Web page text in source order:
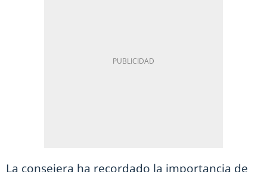
La consejera ha recordado la importancia de